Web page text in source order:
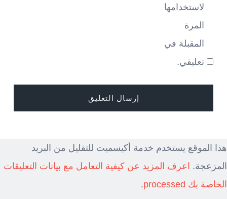
لاستخدامها
المرة
المقبلة في
تعليقي.
هذا الموقع يستخدم خدمة أكيسميت للتقليل من البريد
المزعجة.
اعرف المزيد عن كيفية التعامل مع بيانات التعليقات
الخاصة بك processed
.